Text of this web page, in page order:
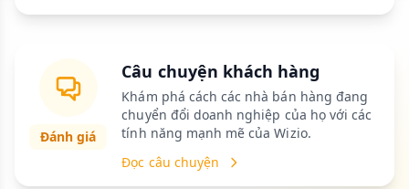
Đánh giá
Câu chuyện khách hàng
Khám phá cách các nhà bán hàng đang
chuyển đổi doanh nghiệp của họ với các
tính năng mạnh mẽ của Wizio.
Đọc câu chuyện